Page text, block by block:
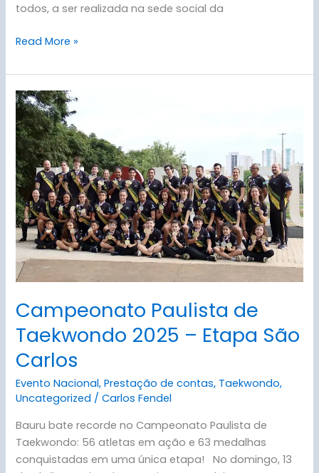
todos, a ser realizada na sede social da
Read More »
Campeonato Paulista de
Taekwondo 2025 – Etapa São
Carlos
Evento Nacional,Prestação de contas, Taekwondo,
Uncategorized /Carlos Fendel
Bauru bate recorde no Campeonato Paulista de
Taekwondo: 56 atletas em ação e 63 medalhas
conquistadas em uma única etapa! No domingo, 13
Campeonato
Paulista
de
Taekwondo
2025
–
Etapa
São
Carlos